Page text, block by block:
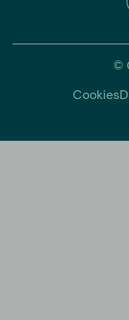
©
Cookies